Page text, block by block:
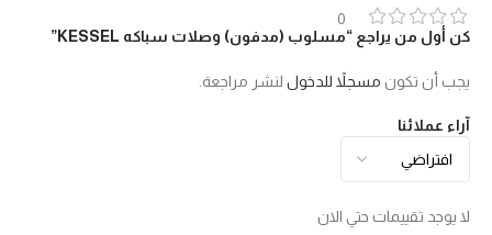
0
آراء عملائنا
لا يوجد تقييمات حتي الان
كن أول من يراجع “مسلوب (مدفون) وصلات سباكه KESSEL”
يجب أن تكون مسجلاً للدخول لنشر مراجعة.